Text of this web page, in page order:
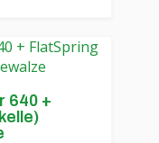
640 +